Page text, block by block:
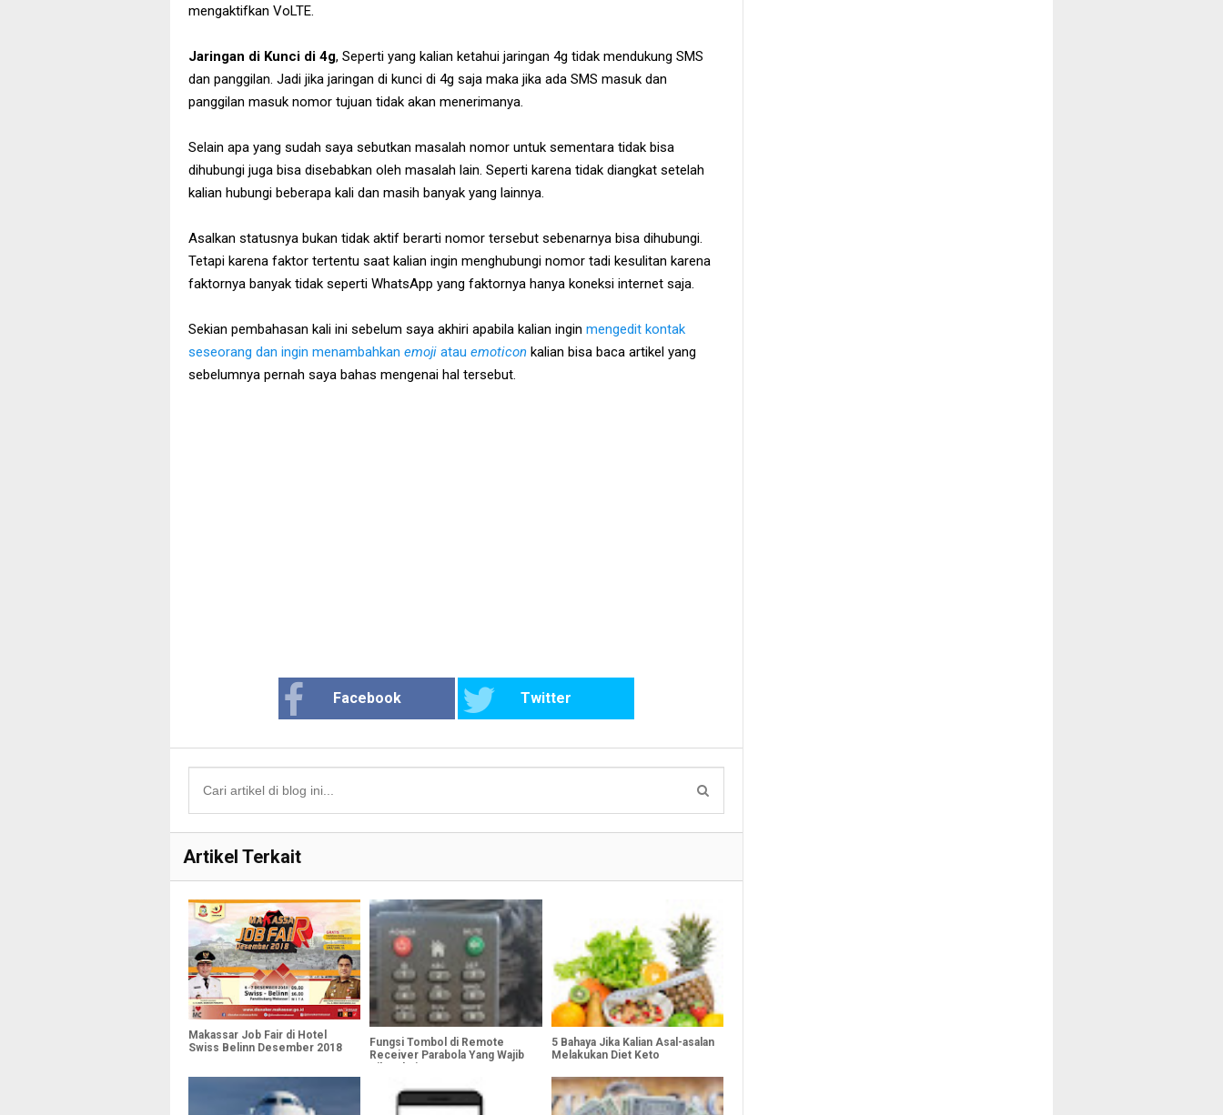
mengaktifkan VoLTE.
Jaringan di Kunci di 4g, Seperti yang kalian ketahui jaringan 4g tidak mendukung SMS
dan panggilan. Jadi jika jaringan di kunci di 4g saja maka jika ada SMS masuk dan
panggilan masuk nomor tujuan tidak akan menerimanya.
Selain apa yang sudah saya sebutkan masalah nomor untuk sementara tidak bisa
dihubungi juga bisa disebabkan oleh masalah lain. Seperti karena tidak diangkat setelah
kalian hubungi beberapa kali dan masih banyak yang lainnya.
Asalkan statusnya bukan tidak aktif berarti nomor tersebut sebenarnya bisa dihubungi.
Tetapi karena faktor tertentu saat kalian ingin menghubungi nomor tadi kesulitan karena
faktornya banyak tidak seperti WhatsApp yang faktornya hanya koneksi internet saja.
Sekian pembahasan kali ini sebelum saya akhiri apabila kalian ingin mengedit kontak
seseorang dan ingin menambahkan emoji atau emoticon kalian bisa baca artikel yang
sebelumnya pernah saya bahas mengenai hal tersebut.
Facebook Twitter
Artikel Terkait
Makassar Job Fair di Hotel
Swiss Belinn Desember 2018
Fungsi Tombol di Remote
Receiver Parabola Yang Wajib
Diketahui
5 Bahaya Jika Kalian Asal-asalan
Melakukan Diet Keto